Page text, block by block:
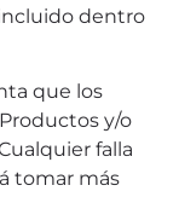
dentro
que los
y/o
falla
tomar más